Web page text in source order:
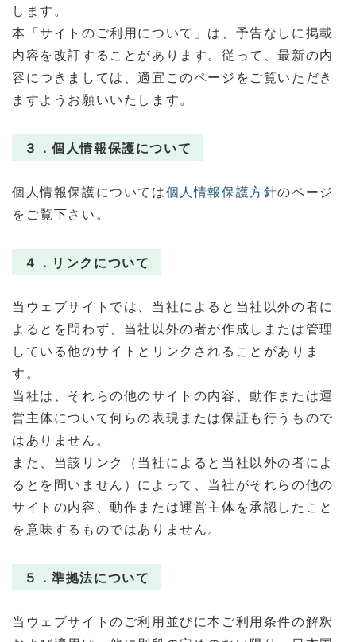
します。
本「サイトのご利用について」は、予告なしに掲載
内容を改訂することがあります。従って、最新の内
容につきましては、適宜このページをご覧いただき
ますようお願いいたします。
３．個人情報保護について
個人情報保護については個人情報保護方針のページ
をご覧下さい。
４．リンクについて
当ウェブサイトでは、当社によると当社以外の者に
よるとを問わず、当社以外の者が作成しまたは管理
している他のサイトとリンクされることがありま
す。
当社は、それらの他のサイトの内容、動作または運
営主体について何らの表現または保証も行うもので
はありません。
また、当該リンク（当社によると当社以外の者によ
るとを問いません）によって、当社がそれらの他の
サイトの内容、動作または運営主体を承認したこと
を意味するものではありません。
５．準拠法について
当ウェブサイトのご利用並びに本ご利用条件の解釈